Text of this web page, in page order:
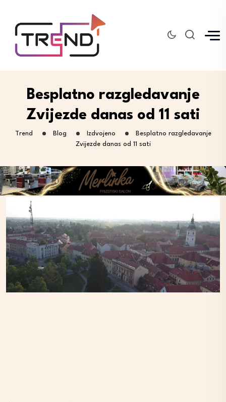
Besplatno razgledavanje
Zvijezde danas od 11 sati
Trend Blog Izdvojeno
Besplatno razgledavanje
Zvijezde danas od 11 sati